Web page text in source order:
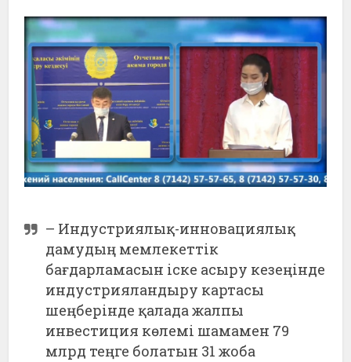
– Индустриялық-инновациялық
дамудың мемлекеттік
бағдарламасын іске асыру кезеңінде
индустрияландыру картасы
шеңберінде қалада жалпы
инвестиция көлемі шамамен 79
млрд теңге болатын 31 жоба